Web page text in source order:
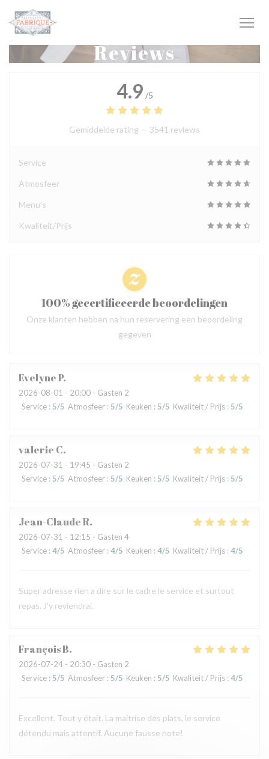
Cookies beheer paneel
Reviews
EvelyneP
2026-08-01 - 20:00 - Gasten 2
Service : 5/5 Atmosfeer : 5/5 Keuken : 5/5 Kwaliteit / Prijs : 5/5
valerie C
2026-07-31 - 19:45 - Gasten 2
Service : 5/5 Atmosfeer : 5/5 Keuken : 5/5 Kwaliteit / Prijs : 5/5
Jean-ClaudeR
2026-07-31 - 12:15 - Gasten 4
Service : 4/5 Atmosfeer : 4/5 Keuken : 4/5 Kwaliteit / Prijs : 4/5
Super adresse rien a dire sur le cadre le service et surtout
repas. J'y reviendrai.
FrançoisB
2026-07-24 - 20:30 - Gasten 2
Service :5/5 Atmosfeer : 5/5 Keuken : 5/5 Kwaliteit / Prijs : 4/5
Excellent. Tout y était. La maitrise des plats, le service
détendu mais attentif. Aucune fausse note!
4.9 /5
Gemiddelde rating — 3541 reviews
Service
Atmosfeer
Menu's
Kwaliteit/Prijs
100% gecertificeerde beoordelingen
Onze klanten hebben na hun reservering een beoordeling
gegeven